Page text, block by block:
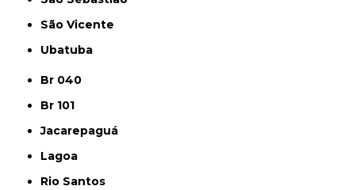
São Vicente
Ubatuba
Br 040
Br 101
Jacarepaguá
Lagoa
Rio Santos